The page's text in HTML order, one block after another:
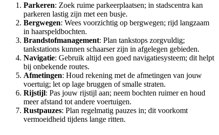
Parkeren: Zoek ruime parkeerplaatsen; in stadscentra kan
parkeren lastig zijn met een busje.
Bergwegen: Wees voorzichtig op bergwegen; rijd langzaam
in haarspeldbochten.
Brandstofmanagement: Plan tankstops zorgvuldig;
tankstations kunnen schaarser zijn in afgelegen gebieden.
Navigatie: Gebruik altijd een goed navigatiesysteem; dit helpt
bij onbekende routes.
Afmetingen: Houd rekening met de afmetingen van jouw
voertuig; let op lage bruggen of smalle straten.
Rijstijl: Pas jouw rijstijl aan; neem bochten ruimer en houd
meer afstand tot andere voertuigen.
Rustpauzes: Plan regelmatig pauzes in; dit voorkomt
vermoeidheid tijdens lange ritten.